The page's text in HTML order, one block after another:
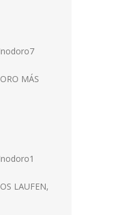
MÁS
LAUFEN,